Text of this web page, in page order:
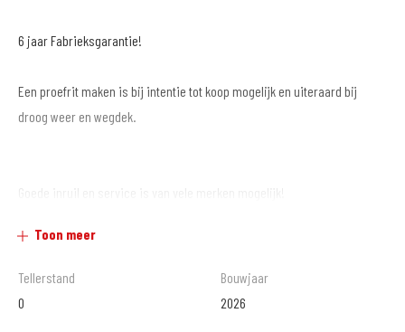
6 jaar Fabrieksgarantie!
Een proefrit maken is bij intentie tot koop mogelijk en uiteraard bij
droog weer en wegdek.
afstellingen en tuning.
Toon meer
Tellerstand
0
Bouwjaar
2026